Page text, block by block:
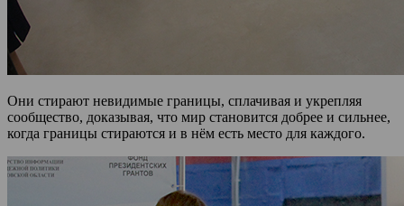
Они стирают невидимые границы, сплачивая и укрепляя
сообщество, доказывая, что мир становится добрее и сильнее,
когда границы стираются и в нём есть место для каждого.